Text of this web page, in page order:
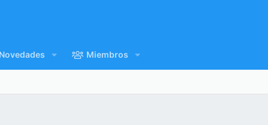
Novedades Miembros